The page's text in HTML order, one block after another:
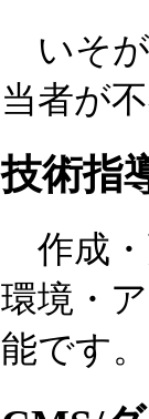
いそが
当者が
技術指
作成・
環境・
能です。